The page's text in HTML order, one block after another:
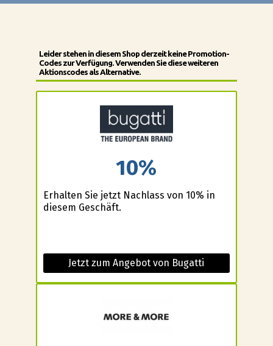
Leider stehen in diesem Shop derzeit keine Promotion-
Codes zur Verfügung. Verwenden Sie diese weiteren
Aktionscodes als Alternative.
10%
Erhalten Sie jetzt Nachlass von 10% in
diesem Geschäft.
Jetzt zum Angebot von Bugatti